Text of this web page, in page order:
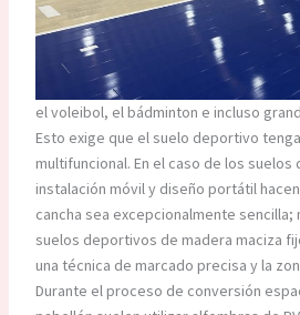
el voleibol, el bádminton e incluso
Esto exige que el suelo deportivo
multifuncional. En el caso de los suelos
instalación móvil y diseño portátil
cancha sea excepcionalmente sencilla;
suelos deportivos de madera maciza
una técnica de marcado precisa y la
Durante el proceso de conversión